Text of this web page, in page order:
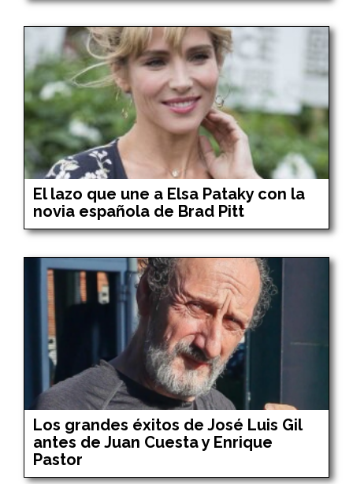
El lazo que une a Elsa Pataky con la
novia española de Brad Pitt
Los grandes éxitos de José Luis Gil
antes de Juan Cuesta y Enrique
Pastor